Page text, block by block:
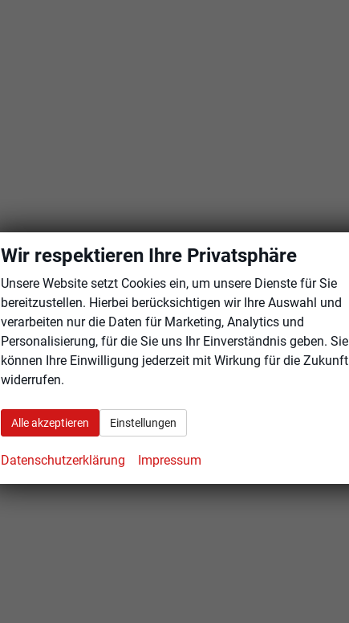
Wir respektieren Ihre Privatsphäre
Unsere Website setzt Cookies ein, um unsere Dienste für Sie
bereitzustellen. Hierbei berücksichtigen wir Ihre Auswahl und
verarbeiten nur die Daten für Marketing, Analytics und
Personalisierung, für die Sie uns Ihr Einverständnis geben. Sie
können Ihre Einwilligung jederzeit mit Wirkung für die Zukunft
widerrufen.
Alle akzeptieren Einstellungen
Datenschutzerklärung Impressum